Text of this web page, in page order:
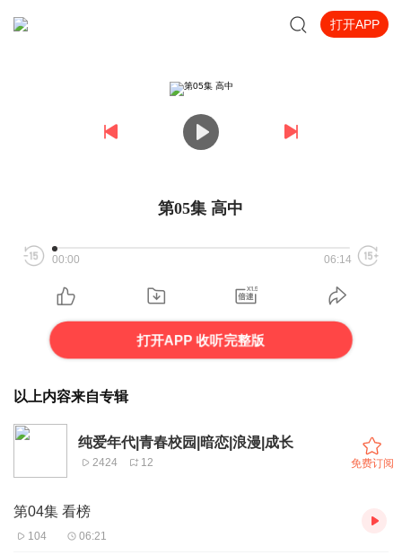
打开APP
第05集 高中
00:00 06:14
打开APP 收听完整版
以上内容来自专辑
纯爱年代|青春校园|暗恋|浪漫|成长
2424 12 免费订阅
第04集 看榜
104 06:21